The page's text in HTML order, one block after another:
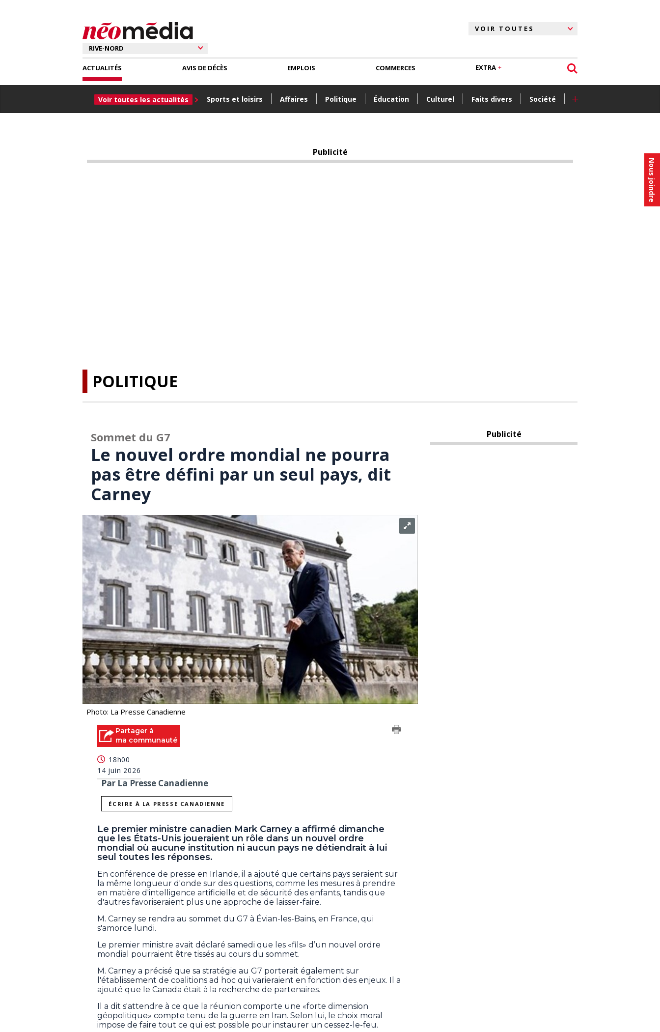
Nous joindre
ACTUALITÉS
Voir toutes les actualités Sports et loisirs Affaires Politique Éducation Culturel Faits divers Société +
AVIS DE DÉCÈS EMPLOIS COMMERCES EXTRA
Publicité
POLITIQUE
Sommet du G7
Le nouvel ordre mondial ne pourra
pas être défini par un seul pays, dit
Carney
Photo: La Presse Canadienne
Partager à
ma communauté
18h00
14 juin 2026
Par La Presse Canadienne
ÉCRIRE À LA PRESSE CANADIENNE
Le premier ministre canadien Mark Carney a affirmé dimanche
que les États-Unis joueraient un rôle dans un nouvel ordre
mondial où aucune institution ni aucun pays ne détiendrait à lui
seul toutes les réponses.
En conférence de presse en Irlande, il a ajouté que certains pays seraient sur
la même longueur d'onde sur des questions, comme les mesures à prendre
en matière d'intelligence artificielle et de sécurité des enfants, tandis que
d'autres favoriseraient plus une approche de laisser-faire.
M. Carney se rendra au sommet du G7 à Évian-les-Bains, en France, qui
s'amorce lundi.
Le premier ministre avait déclaré samedi que les «fils» d’un nouvel ordre
mondial pourraient être tissés au cours du sommet.
M. Carney a précisé que sa stratégie au G7 porterait également sur
l'établissement de coalitions ad hoc qui varieraient en fonction des enjeux. Il a
ajouté que le Canada était à la recherche de partenaires.
Il a dit s'attendre à ce que la réunion comporte une «forte dimension
géopolitique» compte tenu de la guerre en Iran. Selon lui, le choix moral
impose de faire tout ce qui est possible pour instaurer un cessez-le-feu.
Publicité